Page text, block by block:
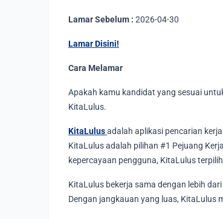
Lamar Sebelum : 2026-04-30
Lamar Disini!
Cara Melamar
Apakah kamu kandidat yang sesuai
KitaLulus.
KitaLulusadalah aplikasi pencarian
KitaLulus adalah pilihan #1 Pejuang
kepercayaan pengguna, KitaLulus
KitaLulus bekerja sama dengan lebih
Dengan jangkauan yang luas, KitaLulus